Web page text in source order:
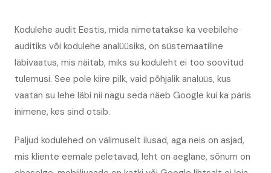
Kodulehe audit Eestis, mida nimetatakse ka veebilehe
auditiks või kodulehe analüüsiks, on süstemaatiline
läbivaatus, mis näitab, miks su koduleht ei too soovitud
tulemusi. See pole kiire pilk, vaid põhjalik analüüs, kus
vaatan su lehe läbi nii nagu seda näeb Google kui ka päris
inimene, kes sind otsib.
Paljud kodulehed on välimuselt ilusad, aga neis on asjad,
mis kliente eemale peletavad, leht on aeglane, sõnum on